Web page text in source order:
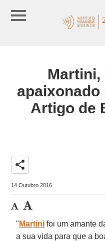
Artigo de
share
14 Outubro 2016
" Martini foi um amante
a sua vida para que a